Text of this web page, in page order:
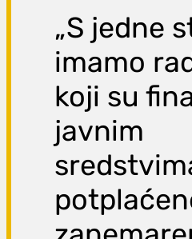
„S jedne
imamo
koji su
javnim